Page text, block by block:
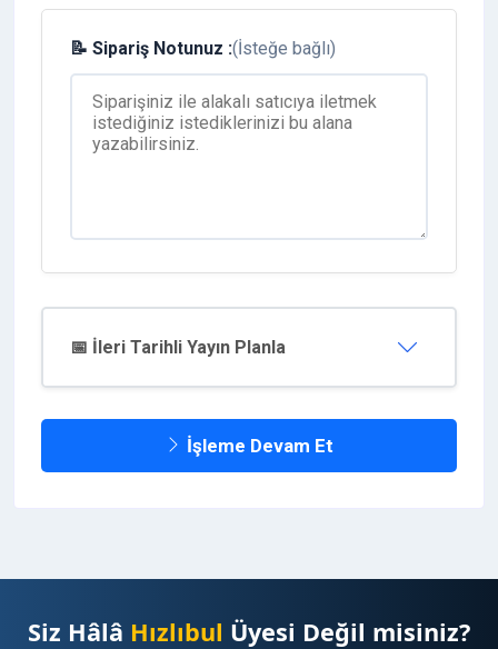
📝 Sipariş Notunuz :(İsteğe bağlı)
📅 İleri Tarihli Yayın Planla
İşleme Devam Et
Siz Hâlâ Hızlıbul Üyesi Değil misiniz?